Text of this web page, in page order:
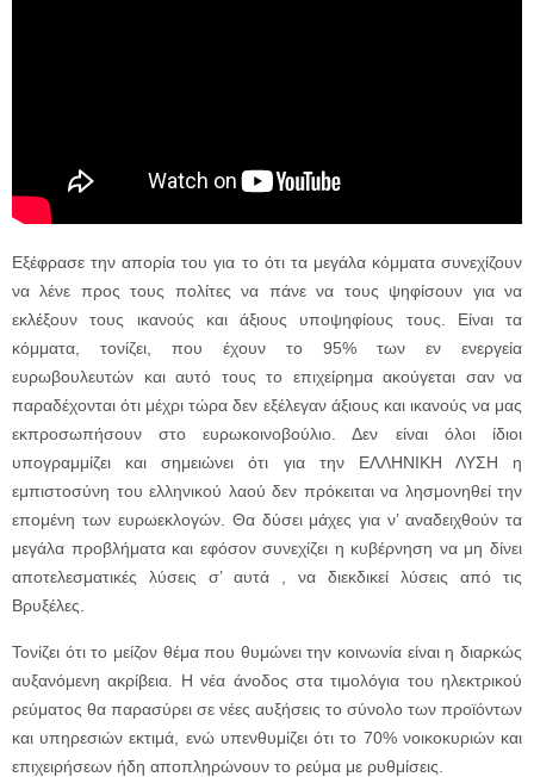
Εξέφρασε την απορία του για το ότι τα μεγάλα κόμματα συνεχίζουν
να λένε προς τους πολίτες να πάνε να τους ψηφίσουν για να
εκλέξουν τους ικανούς και άξιους υποψηφίους τους. Είναι τα
κόμματα, τονίζει, που έχουν το 95% των εν ενεργεία
ευρωβουλευτών και αυτό τους το επιχείρημα ακούγεται σαν να
παραδέχονται ότι μέχρι τώρα δεν εξέλεγαν άξιους και ικανούς να μας
εκπροσωπήσουν στο ευρωκοινοβούλιο. Δεν είναι όλοι ίδιοι
υπογραμμίζει και σημειώνει ότι για την ΕΛΛΗΝΙΚΗ ΛΥΣΗ η
εμπιστοσύνη του ελληνικού λαού δεν πρόκειται να λησμονηθεί την
επομένη των ευρωεκλογών. Θα δύσει μάχες για ν’ αναδειχθούν τα
μεγάλα προβλήματα και εφόσον συνεχίζει η κυβέρνηση να μη δίνει
αποτελεσματικές λύσεις σ’ αυτά , να διεκδικεί λύσεις από τις
Βρυξέλες.
Τονίζει ότι το μείζον θέμα που θυμώνει την κοινωνία είναι η διαρκώς
αυξανόμενη ακρίβεια. Η νέα άνοδος στα τιμολόγια του ηλεκτρικού
ρεύματος θα παρασύρει σε νέες αυξήσεις το σύνολο των προϊόντων
και υπηρεσιών εκτιμά, ενώ υπενθυμίζει ότι το 70% νοικοκυριών και
επιχειρήσεων ήδη αποπληρώνουν το ρεύμα με ρυθμίσεις.